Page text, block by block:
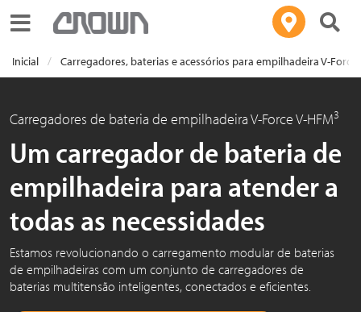
Toggle navigation
Inicial Carregadores, baterias e acessórios para empilhadeira V-Force
Carregadores de bateria de empilhadeira V-Force V-HFM3
Um carregador de bateria de
empilhadeira para atender a
todas as necessidades
Estamos revolucionando o carregamento modular de baterias
de empilhadeiras com um conjunto de carregadores de
baterias multitensão inteligentes, conectados e eficientes.